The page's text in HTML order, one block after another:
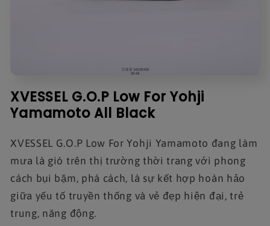
XVESSEL G.O.P Low For Yohji
Yamamoto All Black
XVESSEL G.O.P Low For Yohji Yamamoto đang làm
mưa là gió trên thị trường thời trang với phong
cách bụi bặm, phá cách, là sự kết hợp hoàn hảo
giữa yếu tố truyền thống và vẻ đẹp hiện đại, trẻ
trung, năng động.